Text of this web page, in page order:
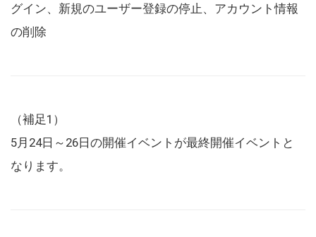
グイン、新規のユーザー登録の停止、アカウント情報
の削除
（補足1）
5月24日～26日の開催イベントが最終開催イベントと
なります。